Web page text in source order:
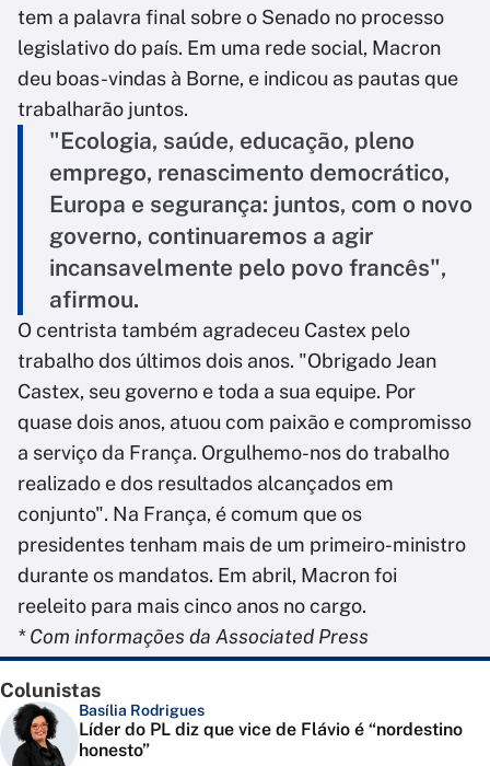
tem a palavra final sobre o Senado no processo
legislativo do país. Em uma rede social, Macron
deu boas-vindas à Borne, e indicou as pautas que
trabalharão juntos.
"Ecologia, saúde, educação, pleno
emprego, renascimento democrático,
Europa e segurança: juntos, com o novo
governo, continuaremos a agir
incansavelmente pelo povo francês",
afirmou.
O centrista também agradeceu Castex pelo
trabalho dos últimos dois anos. "Obrigado Jean
Castex, seu governo e toda a sua equipe. Por
quase dois anos, atuou com paixão e compromisso
a serviço da França. Orgulhemo-nos do trabalho
realizado e dos resultados alcançados em
conjunto". Na França, é comum que os
presidentes tenham mais de um primeiro-ministro
durante os mandatos. Em abril, Macron foi
reeleito para mais cinco anos no cargo.
* Com informações da Associated Press
Colunistas
Basília Rodrigues
Líder do PL diz que vice de Flávio é “nordestino
honesto”